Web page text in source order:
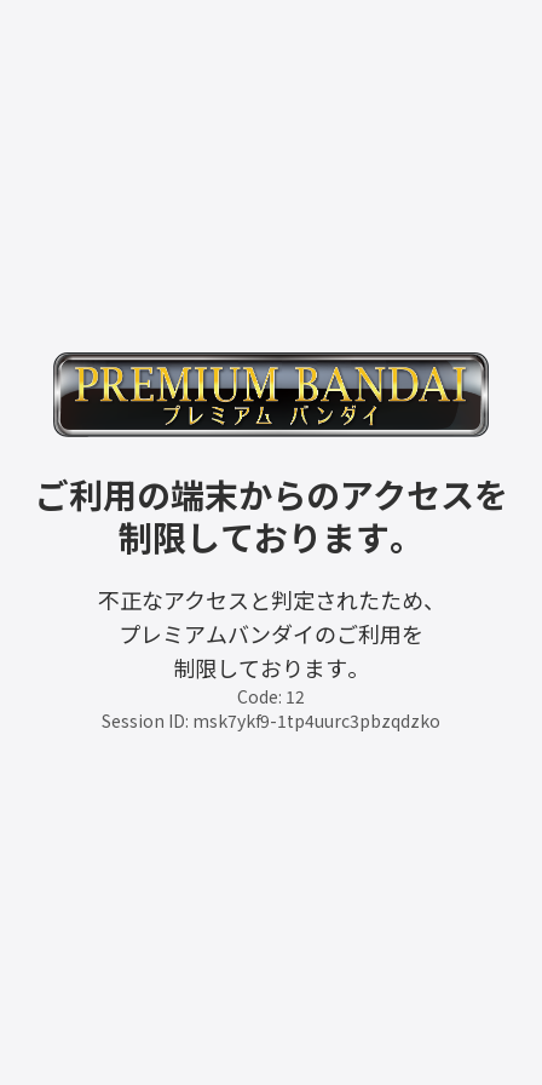
ご利用の端末からのアクセスを
制限しております。
不正なアクセスと判定されたため、
プレミアムバンダイのご利用を
制限しております。
Code: 12
Session ID: msk7ykf9-1tp4uurc3pbzqdzko